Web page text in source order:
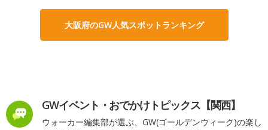
大阪府のGW人気スポットランキング
GWイベント・おでかけトピックス【関西】
ウォーカー編集部が選ぶ、GW(ゴールデンウィーク)の楽し